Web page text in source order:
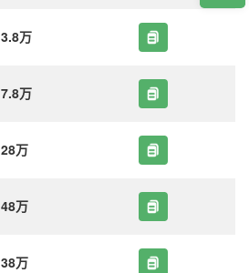
3.8万
7.8万
28万
48万
38万